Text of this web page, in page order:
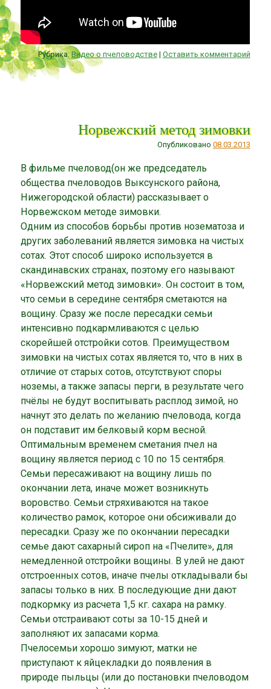
Рубрика:Видео о пчеловодстве | Оставить комментарий
Норвежский метод зимовки
Опубликовано 08.03.2013
В фильме пчеловод(он же председатель
общества пчеловодов Выксунского района,
Нижегородской области) рассказывает о
Норвежском методе зимовки.
Одним из способов борьбы против нозематоза и
других заболеваний является зимовка на чистых
сотах. Этот способ широко используется в
скандинавских странах, поэтому его называют
«Норвежский метод зимовки». Он состоит в том,
что семьи в середине сентября сметаются на
вощину. Сразу же после пересадки семьи
интенсивно подкармливаются с целью
скорейшей отстройки сотов. Преимуществом
зимовки на чистых сотах является то, что в них в
отличие от старых сотов, отсутствуют споры
ноземы, а также запасы перги, в результате чего
пчёлы не будут воспитывать расплод зимой, но
начнут это делать по желанию пчеловода, когда
он подставит им белковый корм весной.
Оптимальным временем сметания пчел на
вощину является период с 10 по 15 сентября.
Семьи пересаживают на вощину лишь по
окончании лета, иначе может возникнуть
воровство. Семьи стряхиваются на такое
количество рамок, которое они обсиживали до
пересадки. Сразу же по окончании пересадки
семье дают сахарный сироп на «Пчелите», для
немедленной отстройки вощины. В улей не дают
отстроенных сотов, иначе пчелы откладывали бы
запасы только в них. В последующие дни дают
подкормку из расчета 1,5 кг. сахара на рамку.
Семьи отстраивают соты за 10-15 дней и
заполняют их запасами корма.
Пчелосемьи хорошо зимуют, матки не
приступают к яйцекладки до появления в
природе пыльцы (или до постановки пчеловодом